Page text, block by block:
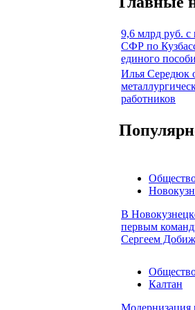
9,6 млрд руб. с
СФР по
единого
Илья Середюк
работников
В
первым
Сергеем
Калтан